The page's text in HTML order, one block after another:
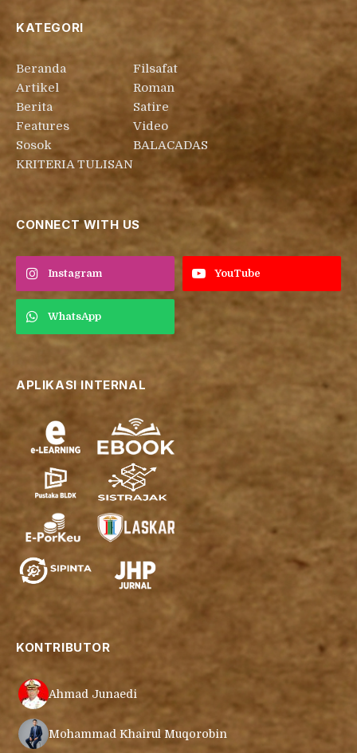
KATEGORI
Beranda
Artikel
Berita
Features
Sosok
KRITERIA TULISAN
Filsafat
Roman
Satire
Video
BALACADAS
CONNECT WITH US
Instagram YouTube
WhatsApp
APLIKASI INTERNAL
KONTRIBUTOR
Ahmad Junaedi
Mohammad Khairul Muqorobin